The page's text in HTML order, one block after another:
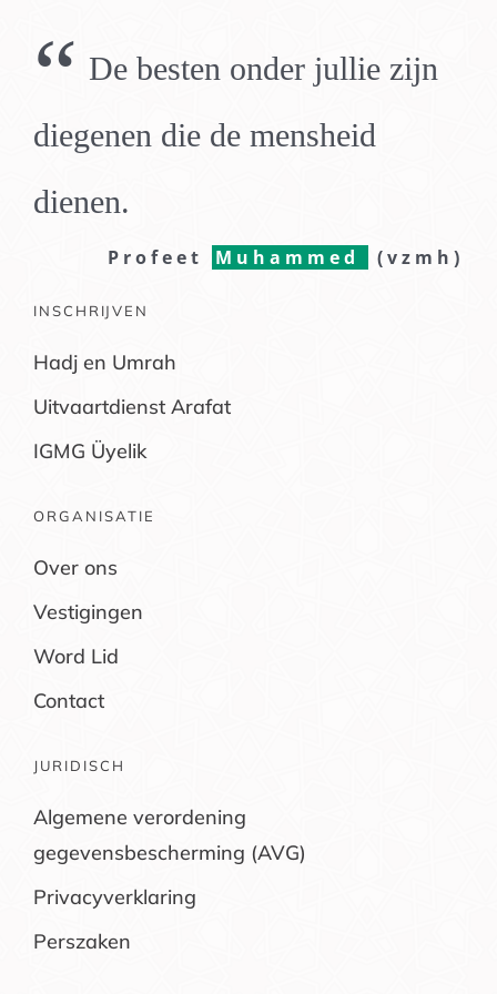
“ De besten onder jullie zijn
diegenen die de mensheid
dienen.
Profeet Muhammed (vzmh)
INSCHRIJVEN
Hadj en Umrah
Uitvaartdienst Arafat
IGMG Üyelik
ORGANISATIE
Over ons
Vestigingen
Word Lid
Contact
JURIDISCH
Algemene verordening
gegevensbescherming (AVG)
Privacyverklaring
Perszaken